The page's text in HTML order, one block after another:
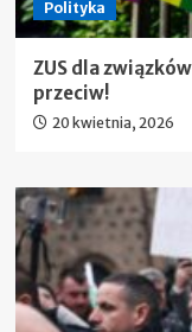
Polityka
ZUS dla
przeciw!
20 kwietnia, 2026